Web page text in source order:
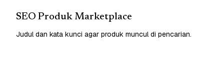
SEO Produk Marketplace
Judul dan kata kunci agar produk muncul di pencarian.